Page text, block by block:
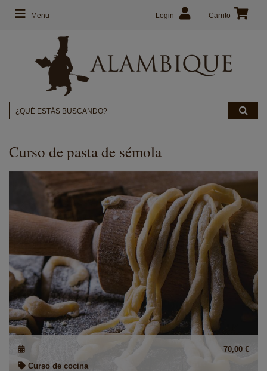
Menu Carrito
Login
Curso de pasta de sémola
70,00 €
Curso de cocina